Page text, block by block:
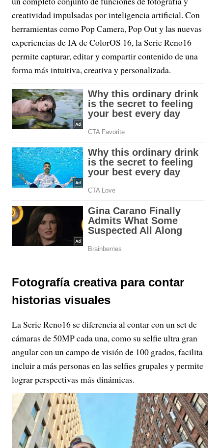
creatividad impulsadas por inteligencia artificial. Con
herramientas como Pop Camera, Pop Out y las nuevas
experiencias de IA de ColorOS 16, la Serie Reno16
permite capturar, editar y compartir contenido de una
forma más intuitiva, creativa y personalizada.
Fotografía creativa para contar
historias visuales
La Serie Reno16 se diferencia al contar con un set de
cámaras de 50MP cada una, como su selfie ultra gran
angular con un campo de visión de 100 grados, facilita
incluir a más personas en las selfies grupales y permite
lograr perspectivas más dinámicas.